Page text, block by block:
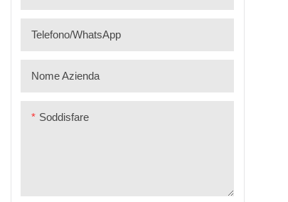
Telefono/WhatsApp
Nome Azienda
Soddisfare